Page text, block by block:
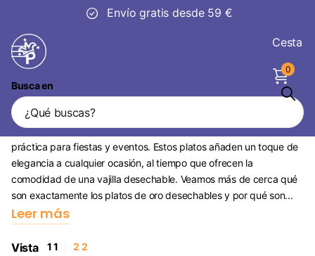
30 díasde devolución
Busca en
Cesta
0
Platos dorados
Los platos dorados desechables son una opción moderna y
práctica para fiestas y eventos. Estos platos añaden un toque de
elegancia a cualquier ocasión, al tiempo que ofrecen la
comodidad de una vajilla desechable. Veamos más de cerca qué
son exactamente los platos de oro desechables y por qué son...
Leer más
Vista 11 2 2